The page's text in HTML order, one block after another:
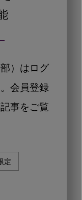
）はログ
会員登録
事をご覧
定